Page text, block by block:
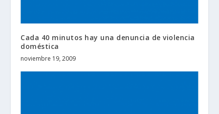
Cada 40 minutos hay una denuncia de violencia
doméstica
noviembre 19, 2009